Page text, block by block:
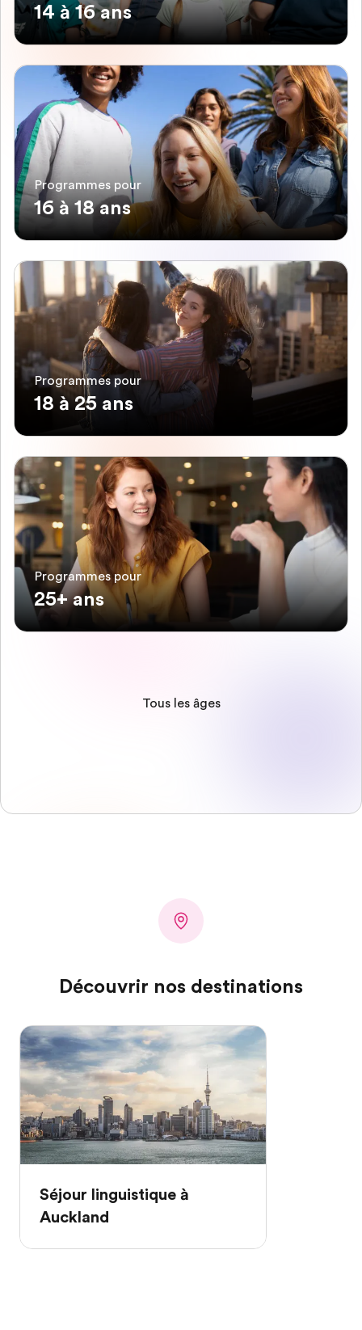
14 à 16 ans
Programmes pour
16 à 18 ans
Programmes pour
18 à 25 ans
Programmes pour
25+ ans
Tous les âges
Découvrir nos destinations
Séjour linguistique à
Auckland